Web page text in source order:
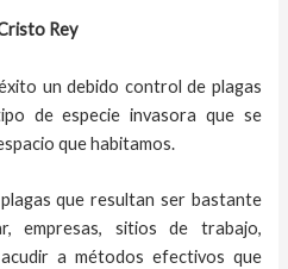
Rey
un debido control de plagas
de especie invasora que se
que habitamos.
que resultan ser bastante
empresas, sitios de trabajo,
a métodos efectivos que